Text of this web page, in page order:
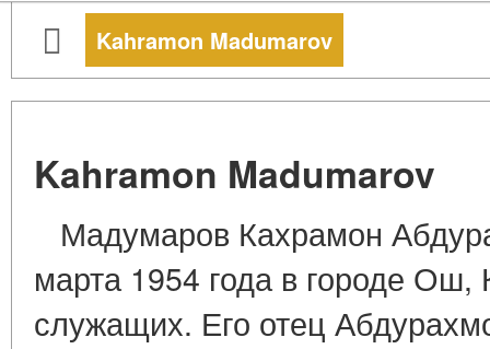
Kahramon Madumarov
Kahramon Madumarov
Мадумаров Кахрамон
марта 1954 года в городе Ош,
служащих. Его отец